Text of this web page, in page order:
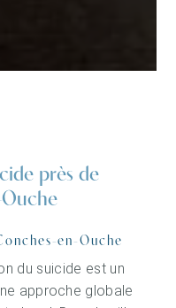
près de
en-Ouche
du suicide est un
approche globale